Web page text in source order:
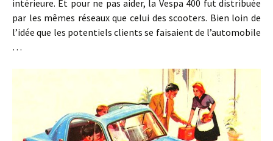
intérieure. Et pour ne pas aider, la Vespa 400 fut distribuée
par les mêmes réseaux que celui des scooters. Bien loin de
l’idée que les potentiels clients se faisaient de l’automobile
…